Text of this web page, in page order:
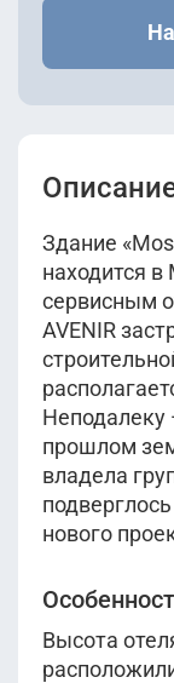
Здание
находится
сервисным
AVENIR
Неподалеку
прошлом
владела
нового
Высота